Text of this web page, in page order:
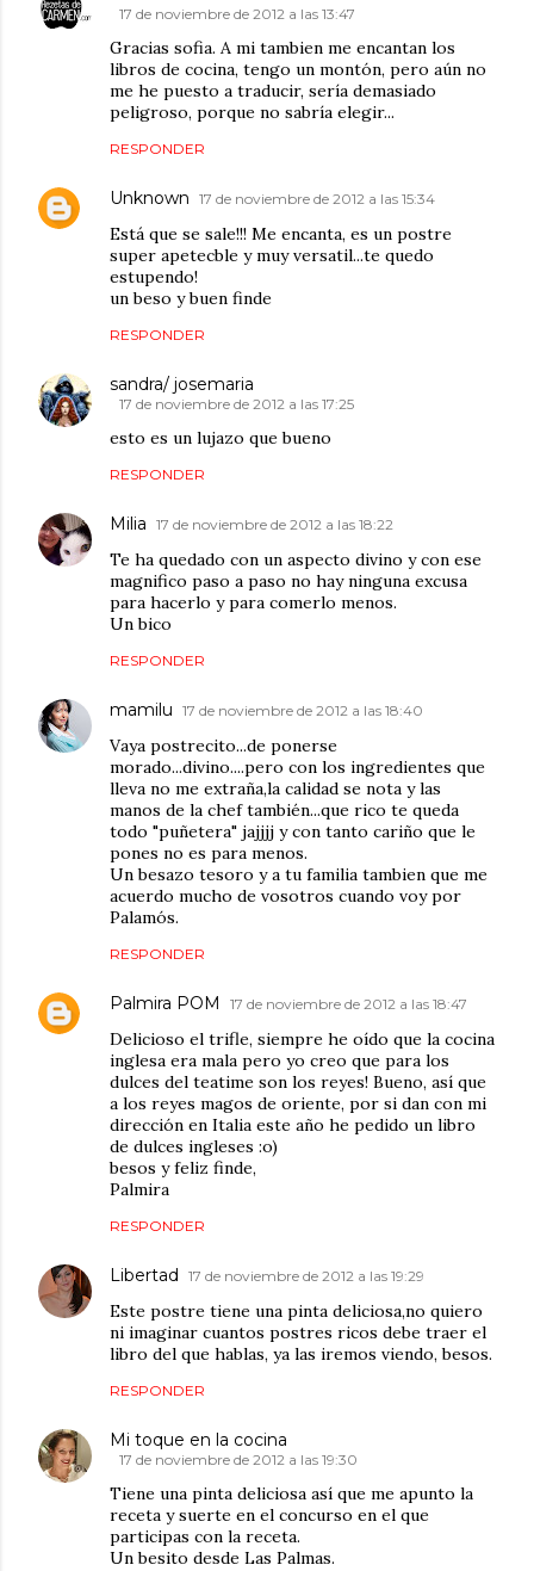
17 de noviembre de 2012 a las 13:47
Gracias sofia. A mi tambien me encantan los
libros de cocina, tengo un montón, pero aún no
me he puesto a traducir, sería demasiado
peligroso, porque no sabría elegir...
RESPONDER
Unknown 17 de noviembre de 2012 a las 15:34
Está que se sale!!! Me encanta, es un postre
super apetecble y muy versatil...te quedo
estupendo!
un beso y buen finde
RESPONDER
sandra/ josemaria
17 de noviembre de 2012 a las 17:25
esto es un lujazo que bueno
RESPONDER
Milia 17 de noviembre de 2012 a las 18:22
Te ha quedado con un aspecto divino y con ese
magnifico paso a paso no hay ninguna excusa
para hacerlo y para comerlo menos.
Un bico
RESPONDER
mamilu 17 de noviembre de 2012 a las 18:40
Vaya postrecito...de ponerse
morado...divino....pero con los ingredientes que
lleva no me extraña,la calidad se nota y las
manos de la chef también...que rico te queda
todo "puñetera" jajjjj y con tanto cariño que le
pones no es para menos.
Un besazo tesoro y a tu familia tambien que me
acuerdo mucho de vosotros cuando voy por
Palamós.
RESPONDER
Palmira POM 17 de noviembre de 2012 a las 18:47
Delicioso el trifle, siempre he oído que la cocina
inglesa era mala pero yo creo que para los
dulces del teatime son los reyes! Bueno, así que
a los reyes magos de oriente, por si dan con mi
dirección en Italia este año he pedido un libro
de dulces ingleses :o)
besos y feliz finde,
Palmira
RESPONDER
Libertad 17 de noviembre de 2012 a las 19:29
Este postre tiene una pinta deliciosa,no quiero
ni imaginar cuantos postres ricos debe traer el
libro del que hablas, ya las iremos viendo, besos.
RESPONDER
Mi toque en la cocina
17 de noviembre de 2012 a las 19:30
Tiene una pinta deliciosa así que me apunto la
receta y suerte en el concurso en el que
participas con la receta.
Un besito desde Las Palmas.